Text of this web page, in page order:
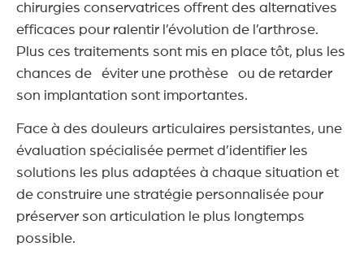
chirurgies conservatrices offrent des alternatives
efficaces pour ralentir l’évolution de l’arthrose.
Plus ces traitements sont mis en place tôt, plus les
chances de éviter une prothèse ou de retarder
son implantation sont importantes.
Face à des douleurs articulaires persistantes, une
évaluation spécialisée permet d’identifier les
solutions les plus adaptées à chaque situation et
de construire une stratégie personnalisée pour
préserver son articulation le plus longtemps
possible.